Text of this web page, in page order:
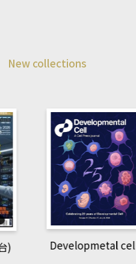
New collections
) Developmetal